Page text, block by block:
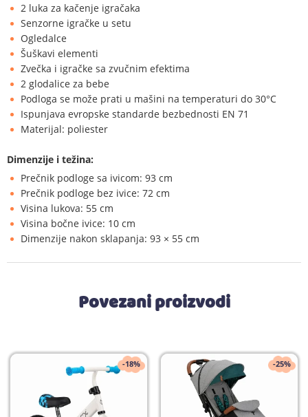
2 luka za kačenje igračaka
Senzorne igračke u setu
Ogledalce
Šuškavi elementi
Zvečka i igračke sa zvučnim efektima
2 glodalice za bebe
Podloga se može prati u mašini na temperaturi do 30°C
Ispunjava evropske standarde bezbednosti EN 71
Materijal: poliester
Dimenzije i težina:
Prečnik podloge sa ivicom: 93 cm
Prečnik podloge bez ivice: 72 cm
Visina lukova: 55 cm
Visina bočne ivice: 10 cm
Dimenzije nakon sklapanja: 93 × 55 cm
Povezani proizvodi
-18% -25%